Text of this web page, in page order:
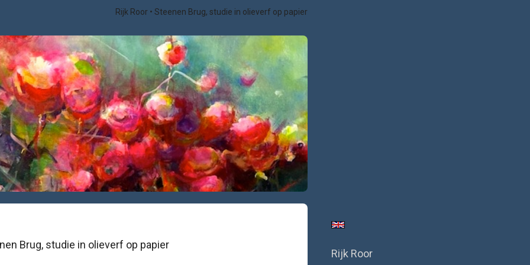
Rijk Roor Steenen Brug, studie in olieverf op papier
Brug, studie in olieverf op papier
Rijk Roor